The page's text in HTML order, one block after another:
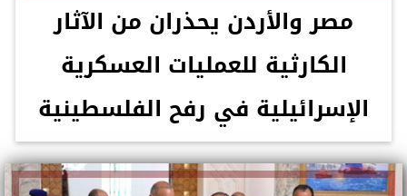
مصر والأردن يحذران من الآثار
الكارثية للعمليات العسكرية
الإسرائيلية في رفح الفلسطينية